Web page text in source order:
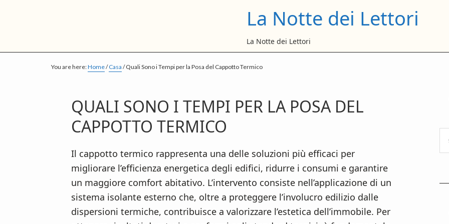
p
p
p
La Notte dei Lettori
La Notte dei Lettori
You are here:Home/ Casa /Quali Sono i Tempi per la Posa del Cappotto Termico
QUALI SONO I TEMPI PER LA POSA DEL
CAPPOTTO TERMICO
Il cappotto termico rappresenta una delle soluzioni più efficaci per
migliorare l’efficienza energetica degli edifici, ridurre i consumi e garantire
un maggiore comfort abitativo. L’intervento consiste nell’applicazione di un
sistema isolante esterno che, oltre a proteggere l’involucro edilizio dalle
dispersioni termiche, contribuisce a valorizzare l’estetica dell’immobile. Per